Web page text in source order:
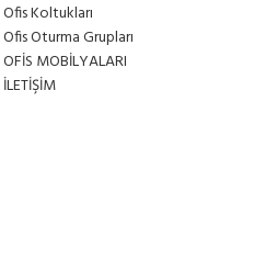
Ofis Koltukları
Ofis Oturma Grupları
OFİS MOBİLYALARI
İLETİŞİM